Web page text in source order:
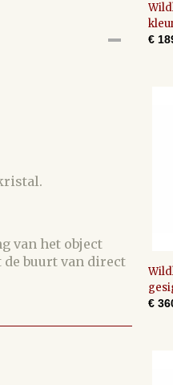
van het object
buurt van direct
€
€